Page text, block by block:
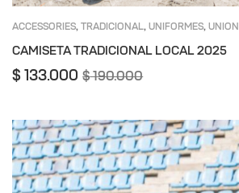
ACCESSORIES, TRADICIONAL, UNIFORMES, UNION
CAMISETA TRADICIONAL LOCAL 2025
$190.000
$ 133.000